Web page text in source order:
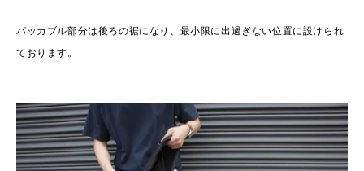
パッカブル部分は後ろの裾になり、最小限に出過ぎない位置に設けられ
ております。